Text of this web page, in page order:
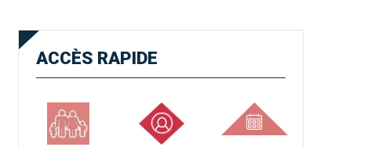
ACCÈS RAPIDE